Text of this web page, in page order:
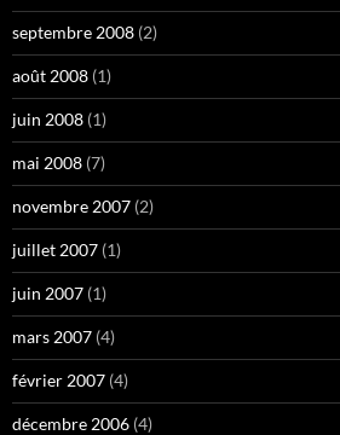
septembre 2008 (2)
août 2008 (1)
juin 2008 (1)
mai 2008 (7)
novembre 2007 (2)
juillet 2007 (1)
juin 2007 (1)
mars 2007 (4)
février 2007 (4)
décembre 2006 (4)